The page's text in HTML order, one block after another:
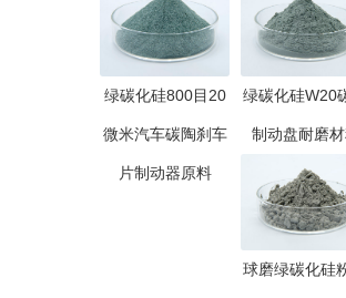
绿碳化硅800目20
微米汽车碳陶刹车
片制动器原料
绿碳化硅W20
制动盘耐磨
球磨绿碳化硅